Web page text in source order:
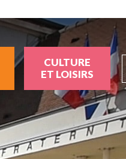
CULTURE
ET LOISIRS